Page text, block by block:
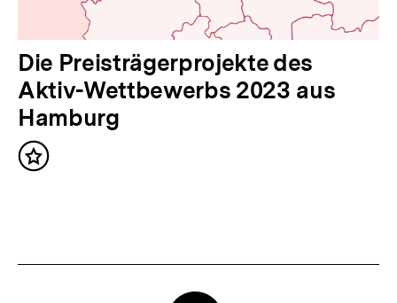
t
:
N
ä
c
h
s
Die Preisträgerprojekte des
Aktiv-Wettbewerbs 2023 aus
Hamburg
Inhalt